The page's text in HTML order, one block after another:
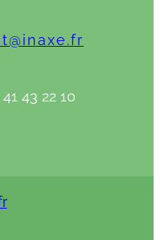
41 43 22 10